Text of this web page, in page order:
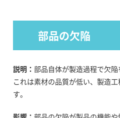
部品の欠陥
説明： 部品自体が製造過程で欠陥
これは素材の品質が低い、製造
す。